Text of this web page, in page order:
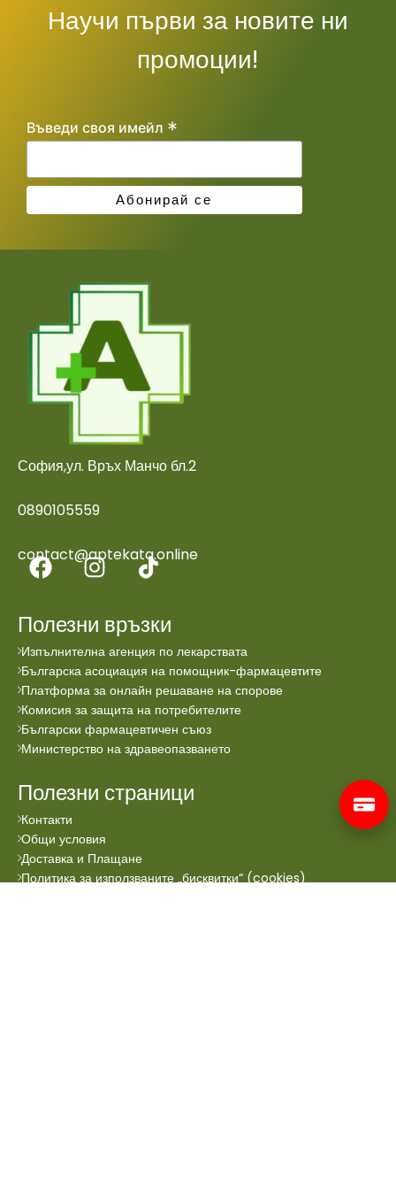
Научи първи за новите ни
промоции!
Въведи своя имейл *
София,ул. Връх Манчо бл.2
0890105559
contact@aptekata.online
Полезни връзки
Изпълнителна агенция по лекарствата
Българска асоциация на помощник-фармацевтите
Платформа за онлайн решаване на спорове
Комисия за защита на потребителите
Български фармацевтичен съюз
Министерство на здравеопазването
Полезни страници
Контакти
Общи условия
Доставка и Плащане
Политика за използваните „бисквитки“ (cookies)